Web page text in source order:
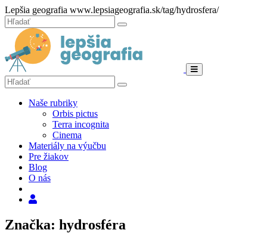
Hore
Lepšia geografia www.lepsiageografia.sk/tag/hydrosfera/
Zatvoriť
Hľadať:
Hľadať
Menu
Hľadať:
Hľadať
Naše rubriky
Orbis pictus
Terra incognita
Cinema
Materiály na výučbu
Pre žiakov
Blog
O nás
Značka: hydrosféra